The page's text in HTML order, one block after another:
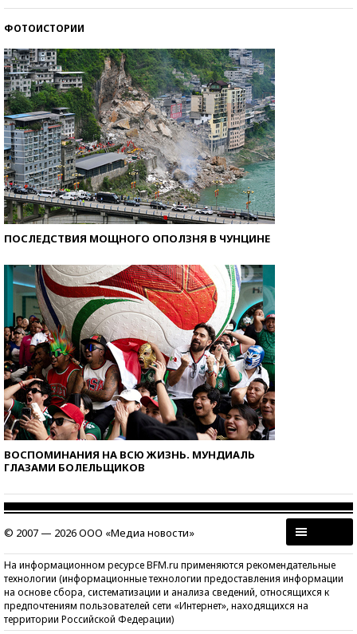
ФОТОИСТОРИИ
ПОСЛЕДСТВИЯ МОЩНОГО ОПОЛЗНЯ В ЧУНЦИНЕ
ВОСПОМИНАНИЯ НА ВСЮ ЖИЗНЬ. МУНДИАЛЬ
ГЛАЗАМИ БОЛЕЛЬЩИКОВ
© 2007 — 2026 ООО «Медиа новости»
На информационном ресурсе BFM.ru применяются рекомендательные
технологии (информационные технологии предоставления информации
на основе сбора, систематизации и анализа сведений, относящихся к
предпочтениям пользователей сети «Интернет», находящихся на
территории Российской Федерации)